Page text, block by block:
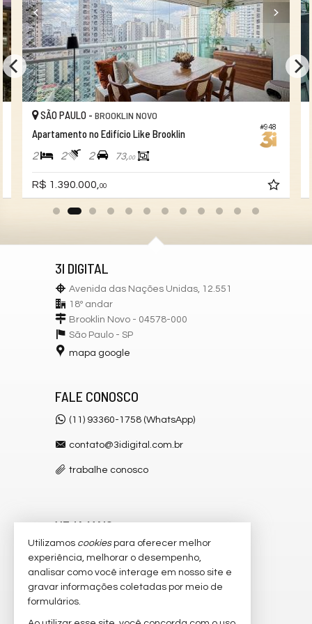
#948
SÃO PAULO -BROOKLIN NOVO
Apartamento no Edifício Like Brooklin
2 2 2 73,00
R$ 1.390.000,00
3I DIGITAL
Avenida das Nações Unidas, 12.551
18º andar
Brooklin Novo - 04578-000
São Paulo - SP
mapa google
FALE CONOSCO
(11) 93360-1758 (WhatsApp)
contato@3idigital.com.br
trabalhe conosco
VEJA MAIS
receba nosso newsletter
cadastre seu imóvel
imóveis favoritos
Utilizamos cookiespara oferecer melhor
experiência, melhorar o desempenho,
analisar como você interage em nosso site e
gravar informações coletadas por meio de
formulários.